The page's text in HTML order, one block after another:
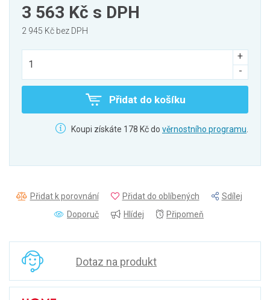
3 563 Kč s DPH
2 945 Kč bez DPH
Přidat do košíku
Koupi získáte 178 Kč do věrnostního programu
Přidat k porovnání Přidat do oblíbených
Sdílej
Doporuč
Hlídej Připomeň
Dotaz na produkt